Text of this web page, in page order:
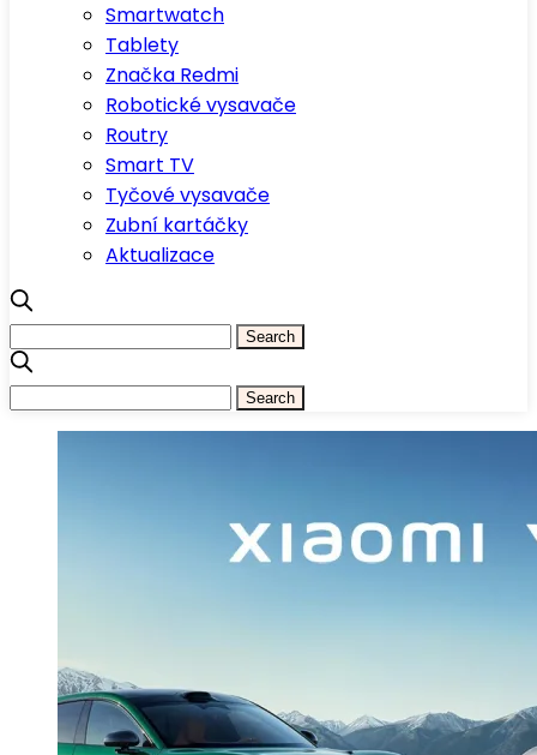
Smartwatch
Tablety
Značka Redmi
Robotické vysavače
Routry
Smart TV
Tyčové vysavače
Zubní kartáčky
Aktualizace